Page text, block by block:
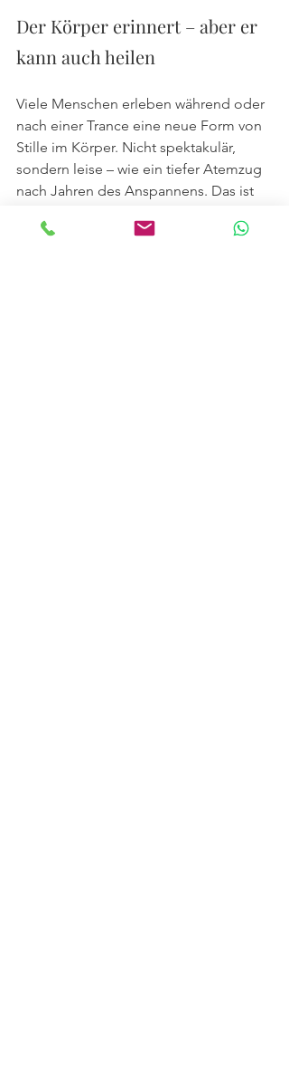
Der Körper erinnert – aber er
kann auch heilen
Viele Menschen erleben während oder
nach einer Trance eine neue Form von
Stille im Körper. Nicht spektakulär,
sondern leise – wie ein tiefer Atemzug
nach Jahren des Anspannens. Das ist
wieder miteinander arbeiten dürfen,